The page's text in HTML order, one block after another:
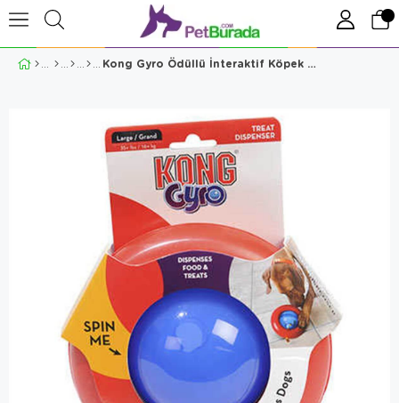
Kong Gyro Ödüllü İnteraktif Köpek Oyuncağı Large